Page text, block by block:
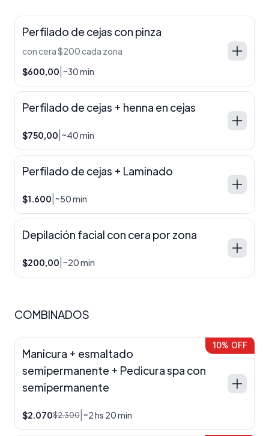
Perfilado de cejas con pinza
con cera $200 cada zona
$600,00 ~30 min
Perfilado de cejas + henna en cejas
$750,00 ~40 min
Perfilado de cejas + Laminado
$1.600 ~50 min
Depilación facial con cera por zona
$200,00 ~20 min
COMBINADOS
10% OFF
Manicura + esmaltado
semipermanente + Pedicura spa con
semipermanente
$2.070$2.300 ~2 hs 20 min